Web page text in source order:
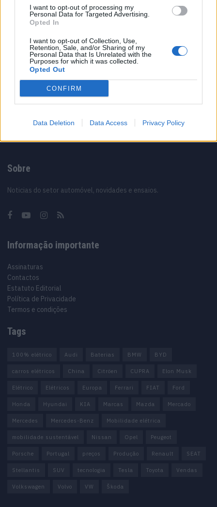
I want to opt-out of processing my
Personal Data for Targeted Advertising.
Opted In
I want to opt-out of Collection, Use,
Retention, Sale, and/or Sharing of my
Personal Data that Is Unrelated with the
Purposes for which it was collected.
Opted Out
CONFIRM
Data Deletion Data Access Privacy Policy
nada assim!
O Toyota mais português continua à venda
40 anos depois
31/07/2026
Vídeo – Os renovados Skoda Scala e Kamiq
12/02/2024
Sobre
Noticias do setor automóvel, novidades e ensaios.
Informação importante
Assinaturas
Contactos
Estatuto Editorial
Política de Privacidade
Termos e condições
Tags
100% elétrico Audi Baterias BMW BYD
carros elétricos China Citröen CUPRA Elon Musk
Elétrico Elétricos Europa Ferrari FIAT Ford
Honda Hyundai KIA Marcas Mazda Mercado
Mercedes Mercedes-Benz Mobilidade elétrica
mobilidade sustentável Nissan Opel Peugeot
Porsche Portugal preços Produção Renault SEAT
Stellantis SUV tecnologia Tesla Toyota Vendas
Volkswagen Volvo VW Škoda